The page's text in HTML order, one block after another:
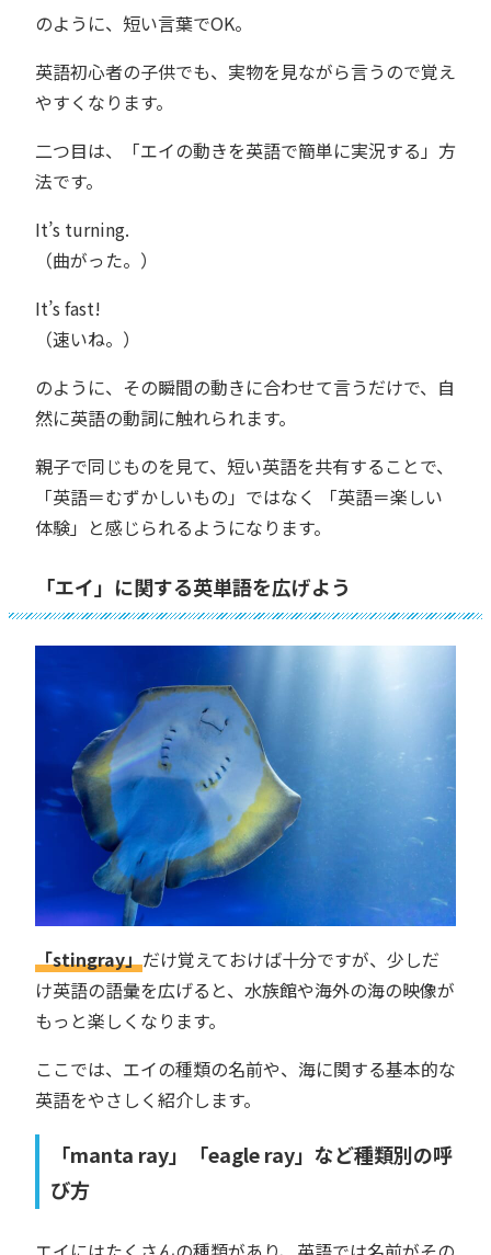
のように、短い言葉でOK。
英語初心者の子供でも、実物を見ながら言うので覚え
やすくなります。
二つ目は、「エイの動きを英語で簡単に実況する」方
法です。
It’s turning.
（曲がった。）
It’s fast!
（速いね。）
のように、その瞬間の動きに合わせて言うだけで、自
然に英語の動詞に触れられます。
親子で同じものを見て、短い英語を共有することで、
「英語＝むずかしいもの」ではなく 「英語＝楽しい
体験」と感じられるようになります。
「エイ」に関する英単語を広げよう
「stingray」だけ覚えておけば十分ですが、少しだ
け英語の語彙を広げると、水族館や海外の海の映像が
もっと楽しくなります。
ここでは、エイの種類の名前や、海に関する基本的な
英語をやさしく紹介します。
「manta ray」「eagle ray」など種類別の呼
び方